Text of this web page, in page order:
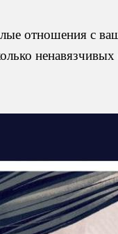
отношения с